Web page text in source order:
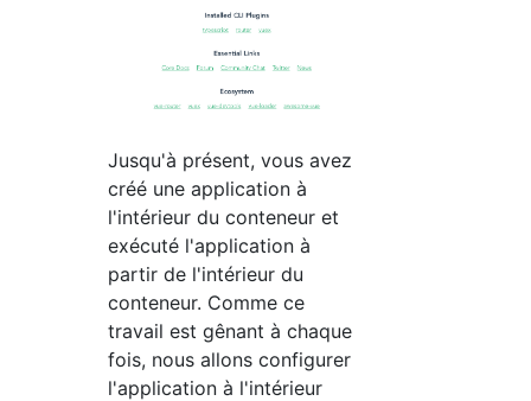
Jusqu'à présent, vous avez
créé une application à
l'intérieur du conteneur et
exécuté l'application à
partir de l'intérieur du
conteneur. Comme ce
travail est gênant à chaque
fois, nous allons configurer
l'application à l'intérieur